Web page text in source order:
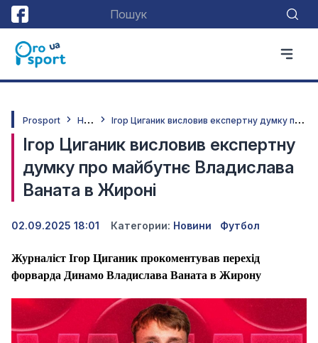
Prosport Н
овини І
гор Циганик висловив експертну думку про майбутнє Владислава Ваната в Жироні
Ігор Циганик висловив експертну
думку про майбутнє Владислава
Ваната в Жироні
02.09.2025 18:01 Категории: Новини Футбол
Журналіст Ігор Циганик прокоментував перехід
форварда Динамо Владислава Ваната в Жирону